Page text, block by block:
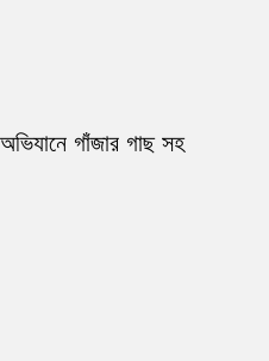
গাঁজার গাছ সহ